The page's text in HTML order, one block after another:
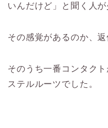
いんだけど」と聞く人
その感覚があるのか、
そのうち一番コンタク
ステルルーツでした。